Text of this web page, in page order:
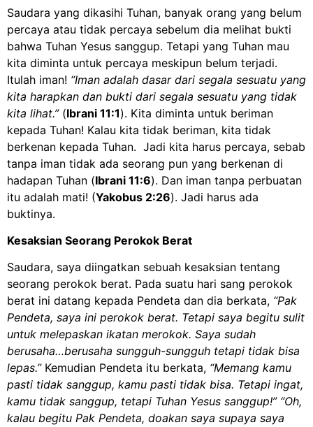
Saudara yang dikasihi Tuhan, banyak orang yang belum
percaya atau tidak percaya sebelum dia melihat bukti
bahwa Tuhan Yesus sanggup. Tetapi yang Tuhan mau
kita diminta untuk percaya meskipun belum terjadi.
Itulah iman! “Iman adalah dasar dari segala sesuatu yang
kita harapkan dan bukti dari segala sesuatu yang tidak
kita lihat.”(Ibrani 11:1). Kita diminta untuk beriman
kepada Tuhan! Kalau kita tidak beriman, kita tidak
berkenan kepada Tuhan. Jadi kita harus percaya, sebab
tanpa iman tidak ada seorang pun yang berkenan di
hadapan Tuhan (Ibrani 11:6). Dan iman tanpa perbuatan
itu adalah mati! (Yakobus 2:26). Jadi harus ada
buktinya.
Kesaksian Seorang Perokok Berat
Saudara, saya diingatkan sebuah kesaksian tentang
seorang perokok berat. Pada suatu hari sang perokok
berat ini datang kepada Pendeta dan dia berkata, “Pak
Pendeta, saya ini perokok berat. Tetapi saya begitu sulit
untuk melepaskan ikatan merokok. Saya sudah
berusaha…berusaha sungguh-sungguh tetapi tidak bisa
lepas.” Kemudian Pendeta itu berkata, “Memang kamu
pasti tidak sanggup, kamu pasti tidak bisa. Tetapi ingat,
kamu tidak sanggup, tetapi Tuhan Yesus sanggup!” “Oh,
kalau begitu Pak Pendeta, doakan saya supaya saya